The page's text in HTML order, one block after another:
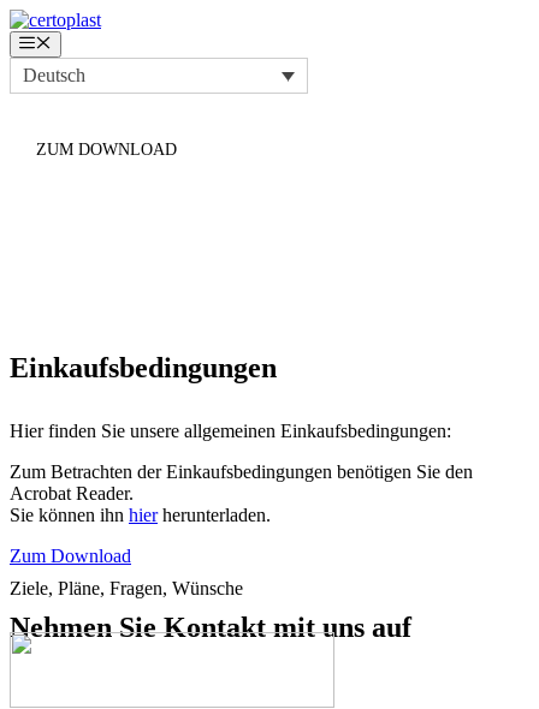
Zum
Inhalt
springen
Menü
Deutsch
ZUM DOWNLOAD
Einkaufsbedingungen
Hier finden Sie unsere allgemeinen Einkaufsbedingungen:
Zum Betrachten der Einkaufsbedingungen benötigen Sie den
Acrobat Reader.
Sie können ihn hierherunterladen.
Zum Download
Ziele, Pläne, Fragen, Wünsche
Nehmen Sie Kontaktmit uns auf